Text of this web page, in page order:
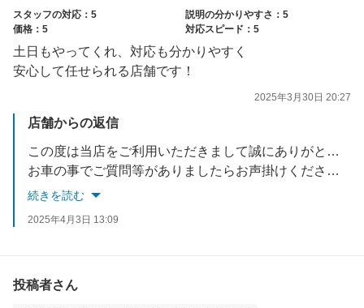
スタッフの対応：5
説明の分かりやすさ：5
価格：5
対応スピード：5
土日もやってくれ、対応も分かりやすく
安心して任せられる店舗です！
2025年3月30日 20:27
店舗からの返信
この度は当店をご利用いただきまして誠にありがとうございました。
お車の事でご質問等がありましたらお声掛けください。
次回も心よりお待ちしております。
続きを読む
2025年4月3日 13:09
投稿者さん